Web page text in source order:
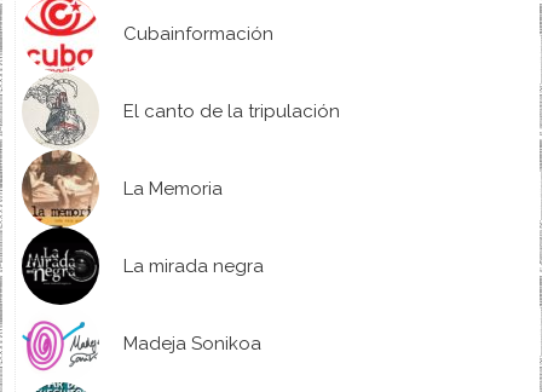
Cubainformación
El canto de la tripulación
La Memoria
La mirada negra
Madeja Sonikoa